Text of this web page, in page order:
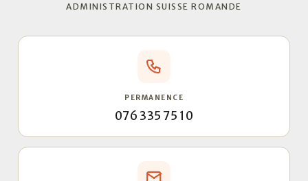
ADMINISTRATION SUISSE ROMANDE
PERMANENCE
076 335 75 10